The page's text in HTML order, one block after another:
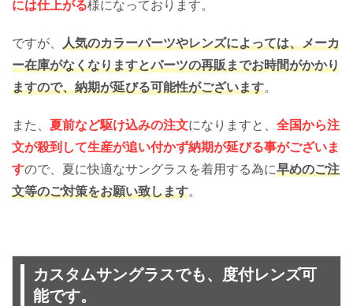
には仕上がる様になっております。
ですが、 人気のカラーパーツやレンズによっては、メーカ
ー在庫がなくなりますとパーツの再販までお時間がかかり
ますので、納期が延びる可能性がございます。
また、 夏前など駆け込みの注文になりますと、 全国から注
文が殺到して生産が追い付かず納期が延びる事がございま
すので、夏に快適なサングラスを着用する為に早めのご注
文等のご対策をお願い致します。
カスタムサングラスでも、度付レンズ可
能です。